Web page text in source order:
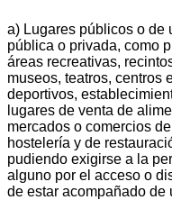
a) Lugares públicos o de
pública o privada, como
áreas recreativas,
museos, teatros, centros
deportivos,
lugares de venta de
mercados o comercios
hostelería y de
pudiendo exigirse a la
alguno por el acceso o
de estar acompañado de